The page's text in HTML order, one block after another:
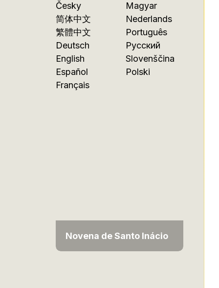
Česky
简体中文
繁體中文
Deutsch
English
Español
Français
Magyar
Nederlands
Português
Русский
Slovenščina
Polski
Novena de Santo Inácio